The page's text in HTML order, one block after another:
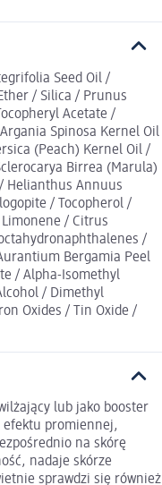
Seed Oil /
/ Silica / Prunus
Acetate /
Spinosa Kernel Oil
(Peach) Kernel Oil /
Birrea (Marula)
Helianthus Annuus
/ Tocopherol /
/ Citrus
/
Bergamia Peel
/ Alpha-Isomethyl
/ Dimethyl
Oxides / Tin Oxide /
lub jako booster
efektu promiennej,
na skórę
nadaje skórze
sprawdzi się również